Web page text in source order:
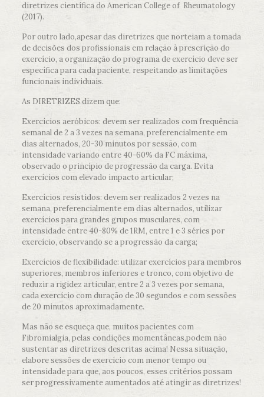
diretrizes científica do American College of Rheumatology
(2017).
Por outro lado,apesar das diretrizes que norteiam a tomada
de decisões dos profissionais em relação à prescrição do
exercício, a organização do programa de exercício deve ser
específica para cada paciente, respeitando as limitações
funcionais individuais.
As DIRETRIZES dizem que:
Exercícios aeróbicos: devem ser realizados com frequência
semanal de 2 a 3 vezes na semana, preferencialmente em
dias alternados, 20-30 minutos por sessão, com
intensidade variando entre 40-60% da FC máxima,
observado o princípio de progressão da carga. Evita
exercícios com elevado impacto articular;
Exercícios resistidos: devem ser realizados 2 vezes na
semana, preferencialmente em dias alternados, utilizar
exercícios para grandes grupos musculares, com
intensidade entre 40-80% de 1RM, entre 1 e 3 séries por
exercício, observando se a progressão da carga;
Exercícios de flexibilidade: utilizar exercícios para membros
superiores, membros inferiores e tronco, com objetivo de
reduzir a rigidez articular, entre 2 a 3 vezes por semana,
cada exercício com duração de 30 segundos e com sessões
de 20 minutos aproximadamente.
Mas não se esqueça que, muitos pacientes com
Fibromialgia, pelas condições momentâneas,podem não
sustentar as diretrizes descritas acima! Nessa situação,
elabore sessões de exercício com menor tempo ou
intensidade para que, aos poucos, esses critérios possam
ser progressivamente aumentados até atingir as diretrizes!